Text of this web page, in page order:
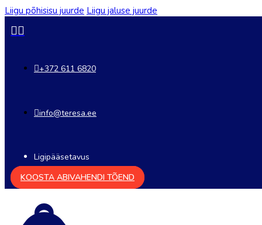
Liigu põhisisu juurde Liigu jaluse juurde
+372 611 6820
info@teresa.ee
Ligipääsetavus
KOOSTA ABIVAHENDI TÕEND